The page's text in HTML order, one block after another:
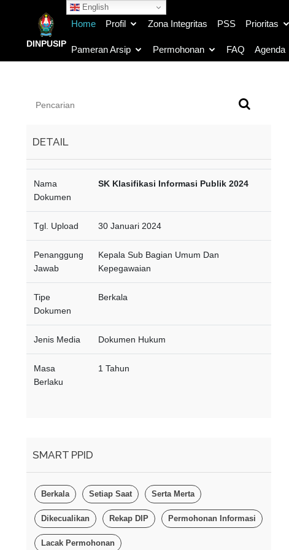
English
DINPUSIP
Home Profil Zona Integritas PSS Prioritas
Pameran Arsip Permohonan FAQ Agenda
DETAIL
Nama
Dokumen
SK Klasifikasi Informasi Publik 2024
Tgl. Upload 30 Januari 2024
Penanggung
Jawab
Kepala Sub Bagian Umum Dan
Kepegawaian
Tipe
Dokumen
Berkala
Jenis Media Dokumen Hukum
Masa
Berlaku
1 Tahun
SMART PPID
Berkala Setiap Saat Serta Merta
Dikecualikan Rekap DIP Permohonan Informasi
Lacak Permohonan